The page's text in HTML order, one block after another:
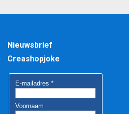
Nieuwsbrief
Creashopjoke